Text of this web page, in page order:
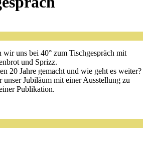
wir uns bei 40° zum Tischgespräch mit
und Sprizz.
20 Jahre gemacht und wie geht es wei­ter?
Jubiläum mit einer Ausstellung zu
Publikation.